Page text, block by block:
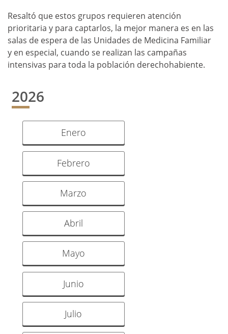
Resaltó que estos grupos requieren atención
prioritaria y para captarlos, la mejor manera es en las
salas de espera de las Unidades de Medicina Familiar
y en especial, cuando se realizan las campañas
intensivas para toda la población derechohabiente.
2026
Enero
Febrero
Marzo
Abril
Mayo
Junio
Julio